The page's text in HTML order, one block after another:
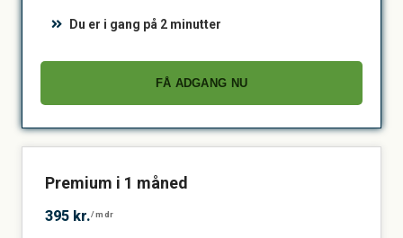
Du er i gang på 2 minutter
FÅ ADGANG NU
Premium i 1 måned
395 kr./mdr